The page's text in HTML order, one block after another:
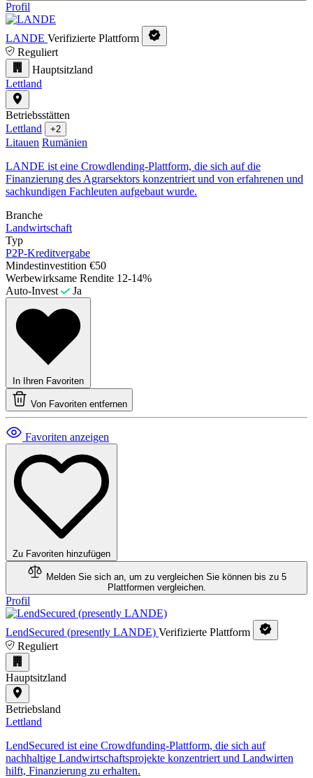
Profil
LANDE Verifizierte Plattform
Reguliert
Hauptsitzland
Lettland
Betriebsstätten
Lettland
+2
Litauen Rumänien
LANDE ist eine Crowdlending-Plattform, die sich auf die
Finanzierung des Agrarsektors konzentriert und von erfahrenen und
sachkundigen Fachleuten aufgebaut wurde.
Branche
Landwirtschaft
Typ
P2P-Kreditvergabe
Mindestinvestition €50
Werbewirksame Rendite 12-14%
Auto-Invest
Ja
In Ihren Favoriten
Von Favoriten entfernen
Favoriten anzeigen
Zu Favoriten hinzufügen
Melden Sie sich an, um zu vergleichen Sie können bis zu 5
Plattformen vergleichen.
Profil
LendSecured (presently LANDE) Verifizierte Plattform
Reguliert
Hauptsitzland
Betriebsland
Lettland
LendSecured ist eine Crowdfunding-Plattform, die sich auf
nachhaltige Landwirtschaftsprojekte konzentriert und Landwirten
hilft, Finanzierung zu erhalten.